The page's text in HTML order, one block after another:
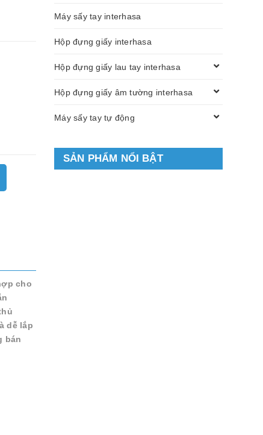
cho
dễ lắp
bán
Máy sấy tay interhasa
Hộp đựng giấy interhasa
Hộp đựng giấy lau tay interhasa
Hộp đựng giấy âm tường interhasa
Máy sấy tay tự động
SẢN PHẨM NỔI BẬT